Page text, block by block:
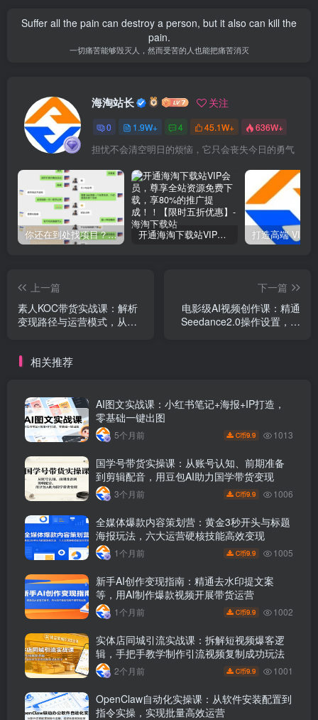
Suffer all the pain can destroy a person, but it also can kill the
pain.
一切痛苦能够毁灭人，然而受苦的人也能把痛苦消灭
海淘站长 关注
0 1.9W+ 4 45.1W+ 636W+
担忧不会清空明日的烦恼，它只会丧失今日的勇气
你还在到处找项目？还在当韭菜？我靠网创资源站一个月收入5万+，曾经我也是个失败者。 开通海淘下载站VIP会员，尊享全站资源免费下载，享80%的推广提成！！【限时五折优惠】
上一篇
素人KOC带货实战课：解析
变现路径与运营模式，从起
下一篇
电影级AI视频创作课：精通
Seedance2.0操作设置，多
相关推荐
AI图文实战课：小红书笔记+海报+IP打造，
零基础一键出图
5个月前 C币9.9 1013
国学号带货实操课：从账号认知、前期准备
到剪辑配音，用豆包AI助力国学带货变现
3个月前 C币9.9 1006
全媒体爆款内容策划营：黄金3秒开头与标题
海报玩法，六大运营硬核技能高效变现
1个月前 C币9.9 1005
新手AI创作变现指南：精通去水印提文案
等，用AI制作爆款视频开展带货运营
1个月前 C币9.9 1002
实体店同城引流实战课：拆解短视频爆客逻
辑，手把手教学制作引流视频复制成功玩法
2个月前 C币9.9 1001
OpenClaw自动化实操课：从软件安装配置到
指令实操，实现批量高效运营